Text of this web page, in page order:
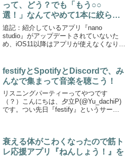
って、どう？でも「もう○○
選！」なんてやめて1本に絞らな
い？
追記：紹介しているアプリ『nano
studio』がアップデートされていないた
め、iOS11以降はアプリが使えなくなりま
連記事2018年版の記事はこちらで...
festifyとSpotifyとDiscordで、み
んなで集まって音楽を聴こう！
リスニングパーティーってやつです
（？）こんにちは、夕立P(@Yu_dachiP)
です。つい先日『festify』というサービ
伝をした...
衰える体がこわくなったので筋ト
レ応援アプリ『ねんしょう！』を